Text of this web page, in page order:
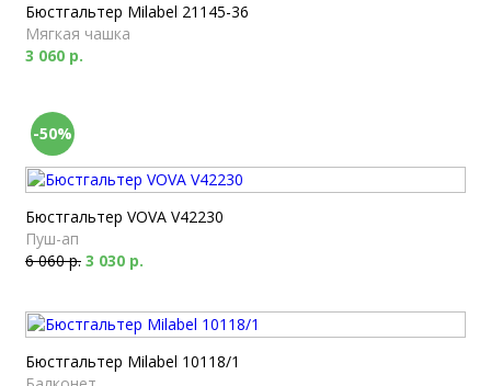
Бюстгальтер Milabel 21145-36
Мягкая чашка
3 060 р.
-50%
Бюстгальтер VOVA V42230
Пуш-ап
6 060 р. 3 030 р.
Бюстгальтер Milabel 10118/1